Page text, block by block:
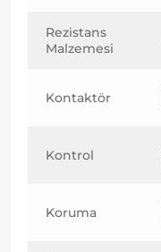
Rezistans
Malzemesi
Kontaktör
Kontrol
Koruma